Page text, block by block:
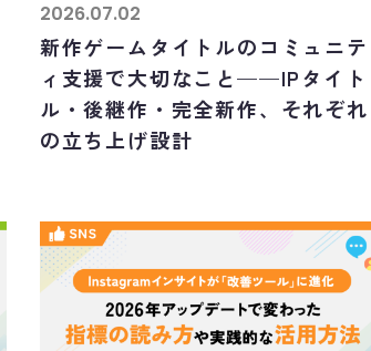
2026.07.02
新作ゲームタイトルのコミュニテ
ィ支援で大切なこと——IPタイト
ル・後継作・完全新作、それぞれ
の立ち上げ設計